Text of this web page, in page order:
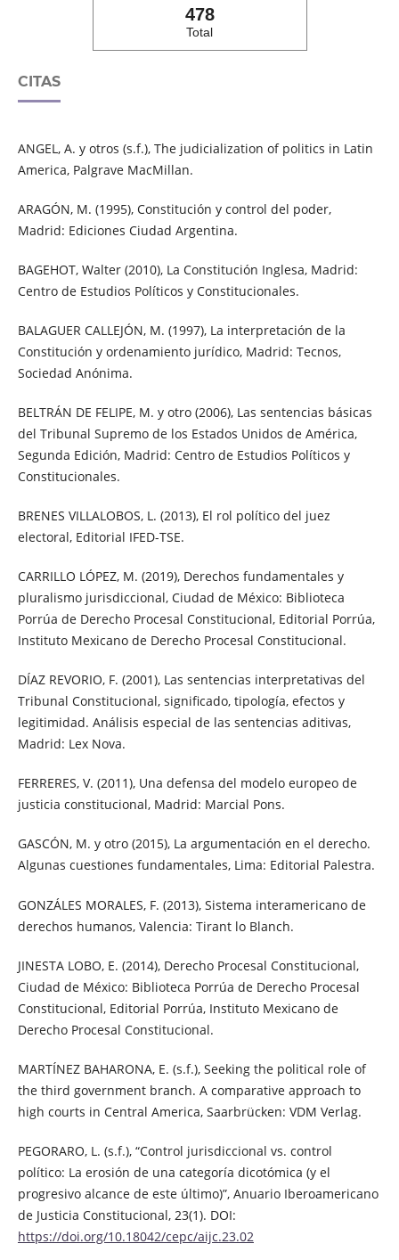
478
Total
CITAS
ANGEL, A. y otros (s.f.), The judicialization of politics in Latin
America, Palgrave MacMillan.
ARAGÓN, M. (1995), Constitución y control del poder,
Madrid: Ediciones Ciudad Argentina.
BAGEHOT, Walter (2010), La Constitución Inglesa, Madrid:
Centro de Estudios Políticos y Constitucionales.
BALAGUER CALLEJÓN, M. (1997), La interpretación de la
Constitución y ordenamiento jurídico, Madrid: Tecnos,
Sociedad Anónima.
BELTRÁN DE FELIPE, M. y otro (2006), Las sentencias básicas
del Tribunal Supremo de los Estados Unidos de América,
Segunda Edición, Madrid: Centro de Estudios Políticos y
Constitucionales.
BRENES VILLALOBOS, L. (2013), El rol político del juez
electoral, Editorial IFED-TSE.
CARRILLO LÓPEZ, M. (2019), Derechos fundamentales y
pluralismo jurisdiccional, Ciudad de México: Biblioteca
Porrúa de Derecho Procesal Constitucional, Editorial Porrúa,
Instituto Mexicano de Derecho Procesal Constitucional.
DÍAZ REVORIO, F. (2001), Las sentencias interpretativas del
Tribunal Constitucional, significado, tipología, efectos y
legitimidad. Análisis especial de las sentencias aditivas,
Madrid: Lex Nova.
FERRERES, V. (2011), Una defensa del modelo europeo de
justicia constitucional, Madrid: Marcial Pons.
GASCÓN, M. y otro (2015), La argumentación en el derecho.
Algunas cuestiones fundamentales, Lima: Editorial Palestra.
GONZÁLES MORALES, F. (2013), Sistema interamericano de
derechos humanos, Valencia: Tirant lo Blanch.
JINESTA LOBO, E. (2014), Derecho Procesal Constitucional,
Ciudad de México: Biblioteca Porrúa de Derecho Procesal
Constitucional, Editorial Porrúa, Instituto Mexicano de
Derecho Procesal Constitucional.
MARTÍNEZ BAHARONA, E. (s.f.), Seeking the political role of
the third government branch. A comparative approach to
high courts in Central America, Saarbrücken: VDM Verlag.
PEGORARO, L. (s.f.), “Control jurisdiccional vs. control
político: La erosión de una categoría dicotómica (y el
progresivo alcance de este último)”, Anuario Iberoamericano
de Justicia Constitucional, 23(1). DOI:
https://doi.org/10.18042/cepc/aijc.23.02